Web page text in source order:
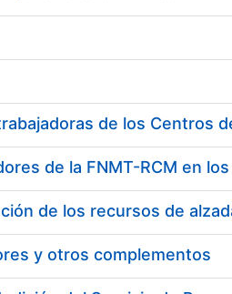
y otros complementos